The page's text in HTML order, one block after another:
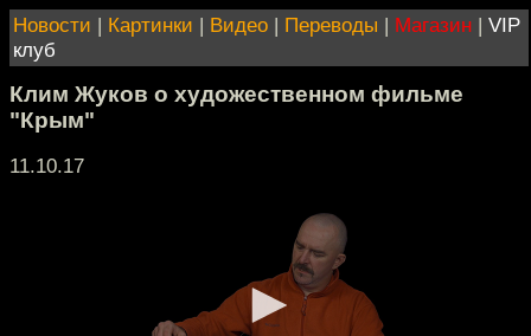
Новости | Картинки | Видео | Переводы | Магазин | VIP
клуб
Клим Жуков о художественном фильме
"Крым"
11.10.17